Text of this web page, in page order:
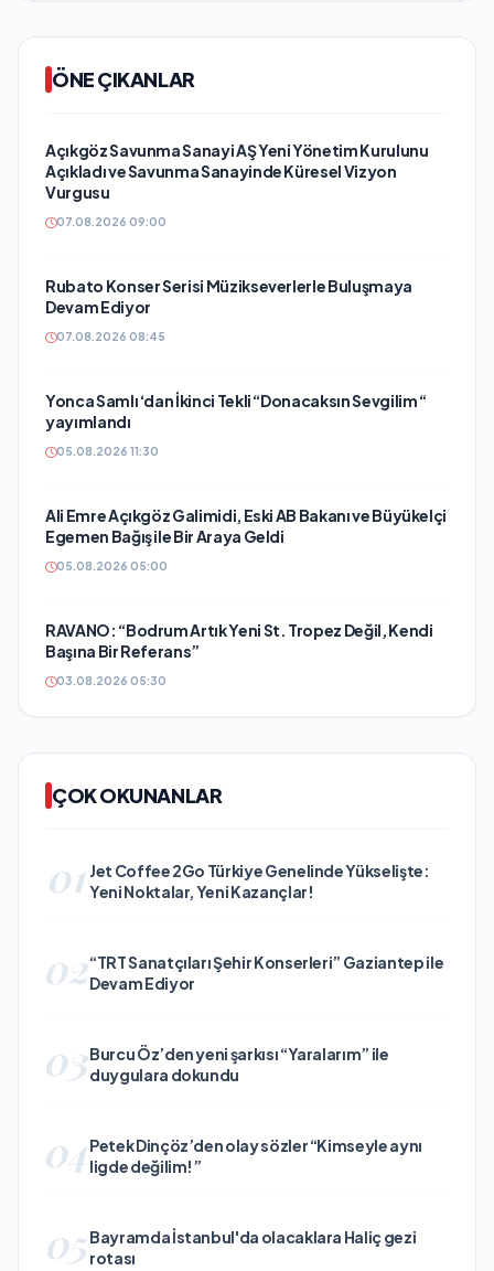
ÖNE ÇIKANLAR
Açıkgöz Savunma Sanayi AŞ Yeni Yönetim Kurulunu
Açıkladı ve Savunma Sanayinde Küresel Vizyon
Vurgusu
07.08.2026 09:00
Rubato Konser Serisi Müzikseverlerle Buluşmaya
Devam Ediyor
07.08.2026 08:45
Yonca Samlı ‘dan İkinci Tekli “Donacaksın Sevgilim “
yayımlandı
05.08.2026 11:30
Ali Emre Açıkgöz Galimidi, Eski AB Bakanı ve Büyükelçi
Egemen Bağış ile Bir Araya Geldi
05.08.2026 05:00
RAVANO: “Bodrum Artık Yeni St. Tropez Değil, Kendi
Başına Bir Referans”
03.08.2026 05:30
ÇOK OKUNANLAR
01 Jet Coffee 2Go Türkiye Genelinde Yükselişte:
Yeni Noktalar, Yeni Kazançlar!
02“TRT Sanatçıları Şehir Konserleri” Gaziantep ile
Devam Ediyor
03Burcu Öz’den yeni şarkısı “Yaralarım” ile
duygulara dokundu
04Petek Dinçöz’den olay sözler “Kimseyle aynı
ligde değilim!”
05Bayramda İstanbul'da olacaklara Haliç gezi
rotası